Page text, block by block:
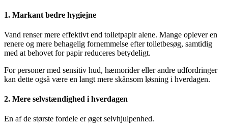
1. Markant bedre hygiejne
Vand renser mere effektivt end toiletpapir alene. Mange oplever en
renere og mere behagelig fornemmelse efter toiletbesøg, samtidig
med at behovet for papir reduceres betydeligt.
For personer med sensitiv hud, hæmorider eller andre udfordringer
kan dette også være en langt mere skånsom løsning i hverdagen.
2. Mere selvstændighed i hverdagen
En af de største fordele er øget selvhjulpenhed.